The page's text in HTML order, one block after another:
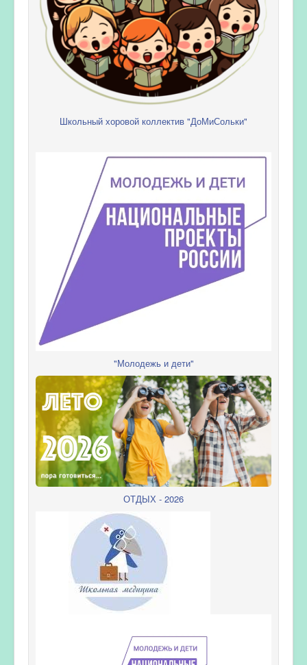
Школьный хоровой коллектив "ДоМиСольки"
"Молодежь и дети"
ОТДЫХ - 2026